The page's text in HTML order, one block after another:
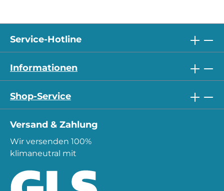
Service-Hotline
Informationen
Shop-Service
Versand & Zahlung
Wir versenden 100%
klimaneutral mit